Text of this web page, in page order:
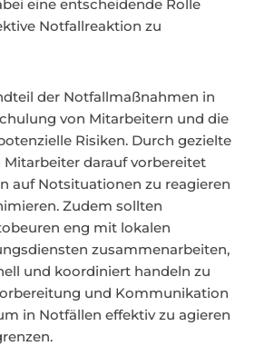
eine entscheidende Rolle
Notfallreaktion zu
der Notfallmaßnahmen in
von Mitarbeitern und die
Risiken. Durch gezielte
darauf vorbereitet
auf Notsituationen zu reagieren
Zudem sollten
eng mit lokalen
zusammenarbeiten,
und koordiniert handeln zu
und Kommunikation
in Notfällen effektiv zu agieren